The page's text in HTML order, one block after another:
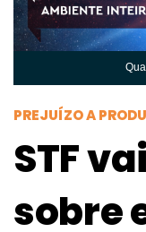
PREJUÍZO A
STF
sobre